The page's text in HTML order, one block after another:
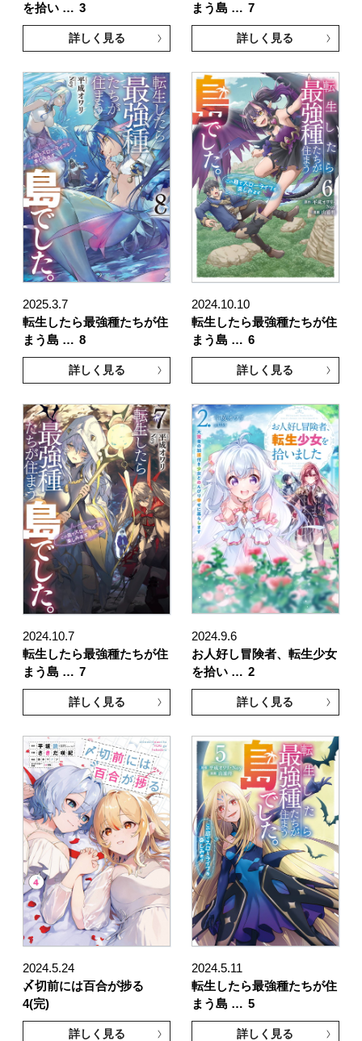
を拾い … 3
詳しく見る
まう島 … 7
詳しく見る
2025.3.7
転生したら最強種たちが住
まう島 … 8
詳しく見る
2024.10.10
転生したら最強種たちが住
まう島 … 6
詳しく見る
2024.10.7
転生したら最強種たちが住
まう島 … 7
詳しく見る
2024.9.6
お人好し冒険者、転生少女
を拾い … 2
詳しく見る
2024.5.24
〆切前には百合が捗る
4(完)
詳しく見る
2024.5.11
転生したら最強種たちが住
まう島 … 5
詳しく見る